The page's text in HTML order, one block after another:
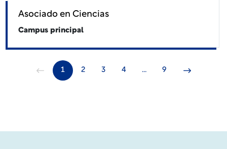
Asociado en Ciencias
Campus principal
1 2 3 4 … 9